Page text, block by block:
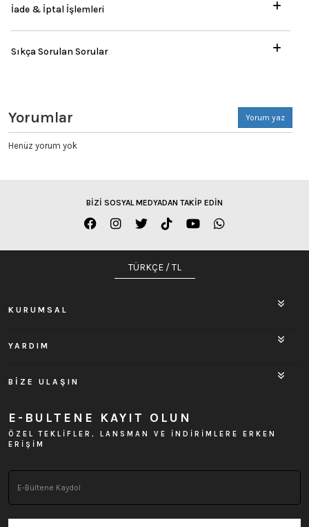
İade & İptal İşlemleri
Sıkça Sorulan Sorular
Yorumlar Yorum yaz
Henüz yorum yok
BİZİ SOSYAL MEDYADAN TAKİP EDİN
TÜRKÇE / TL
KURUMSAL
YARDIM
BİZE ULAŞIN
E-BULTENE KAYIT OLUN
ÖZEL TEKLİFLER, LANSMAN VE İNDİRİMLERE ERKEN
ERİŞİM